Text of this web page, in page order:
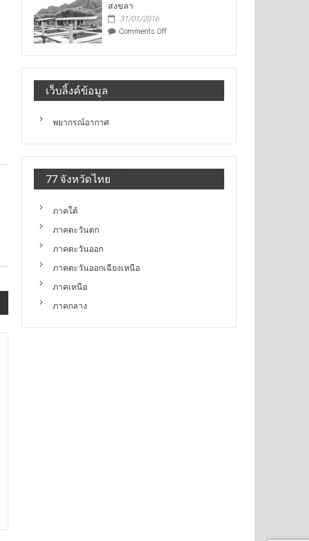
สงขลา
31/01/2016
Comments Offon
เว็บลิ้งค์ข้อมูล
พยากรณ์อากาศ
77 จังหวัดไทย
ภาคใต้
ภาคตะวันตก
ภาคตะวันออก
ภาคตะวันออกเฉียงเหนือ
ภาคเหนือ
ภาคกลาง